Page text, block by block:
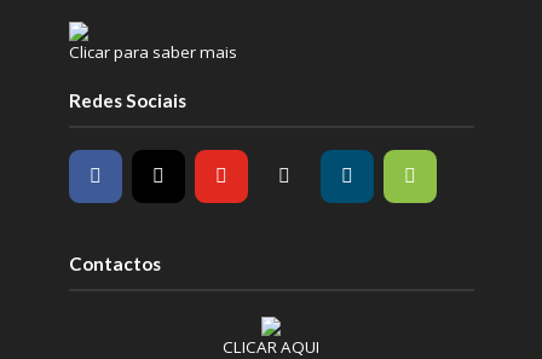
Clicar para saber mais
Redes Sociais
Contactos
CLICAR AQUI